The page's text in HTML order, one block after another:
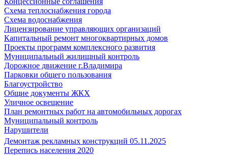
Схема теплоснабжения города
Схема водоснабжения
Лицензирование управляющих организаций
Капитальный ремонт многоквартирных домов
Проекты программ комплексного развития
Муниципальный жилищный контроль
Дорожное движение г.Владимира
Парковки общего пользования
Благоустройство
Общие документы ЖКХ
Уличное освещение
План ремонтных работ на автомобильных дорогах
Муниципальный контроль
Нарушители
Демонтаж рекламных конструкций 05.11.2025
Перепись населения 2020